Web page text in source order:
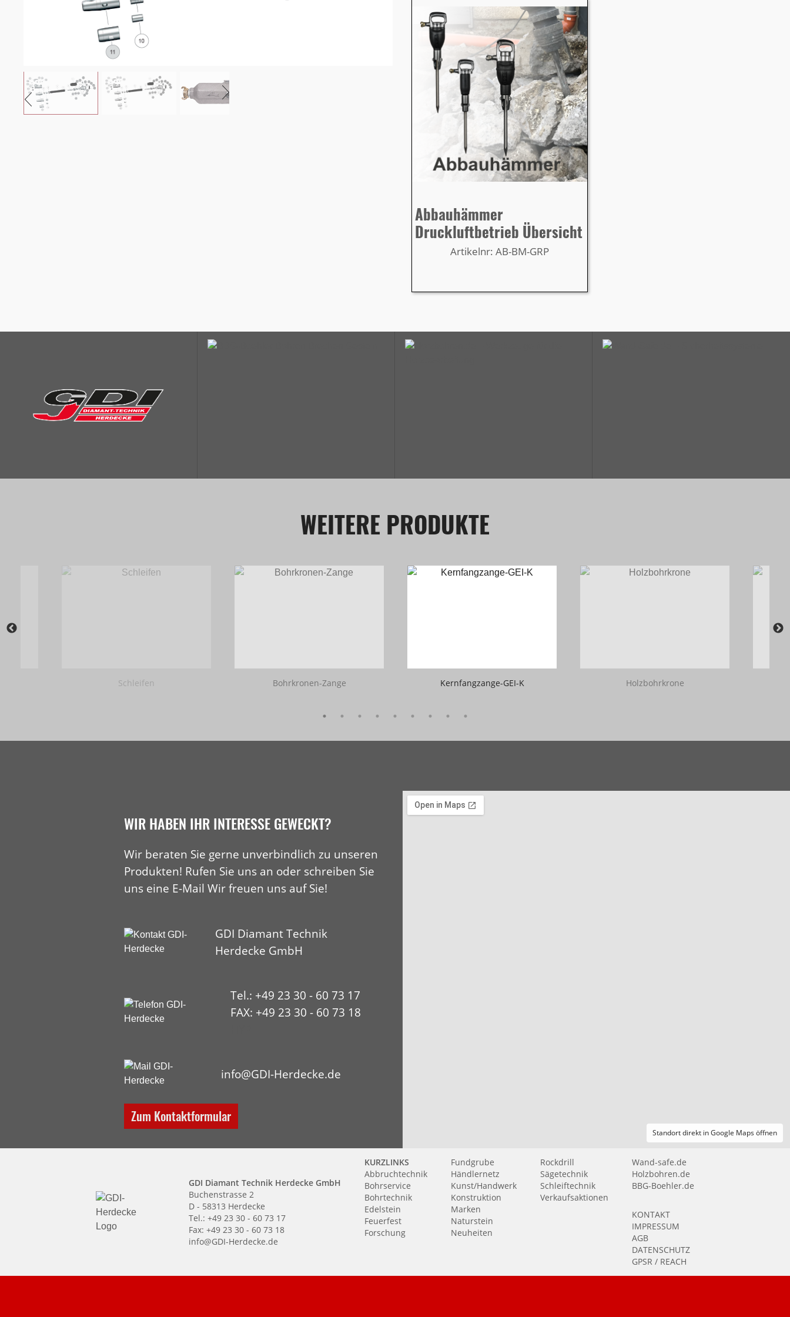
Abbauhämmer
Druckluftbetrieb Übersicht
Artikelnr: AB-BM-GRP
WEITERE PRODUKTE
Schleifen Bohrkronen-Zange Kernfangzange-GEI-K Holzbohrkrone
WIR HABEN IHR INTERESSE GEWECKT?
Wir beraten Sie gerne unverbindlich zu unseren
Produkten! Rufen Sie uns an oder schreiben Sie
uns eine E-Mail Wir freuen uns auf Sie!
GDI Diamant Technik
Herdecke GmbH
Tel.: +49 23 30 - 60 73 17
FAX: +49 23 30 - 60 73 18
info@GDI-Herdecke.de
Zum Kontaktformular
Standort direkt in Google Maps öffnen
GDI Diamant Technik Herdecke GmbH
Buchenstrasse 2
D - 58313 Herdecke
Tel.: +49 23 30 - 60 73 17
Fax: +49 23 30 - 60 73 18
info@GDI-Herdecke.de
KURZLINKS
Abbruchtechnik
Bohrservice
Bohrtechnik
Edelstein
Feuerfest
Forschung
Fundgrube
Händlernetz
Kunst/Handwerk
Konstruktion
Marken
Naturstein
Neuheiten
Rockdrill
Sägetechnik
Schleiftechnik
Verkaufsaktionen
Wand-safe.de
Holzbohren.de
BBG-Boehler.de
KONTAKT
IMPRESSUM
AGB
DATENSCHUTZ
GPSR / REACH